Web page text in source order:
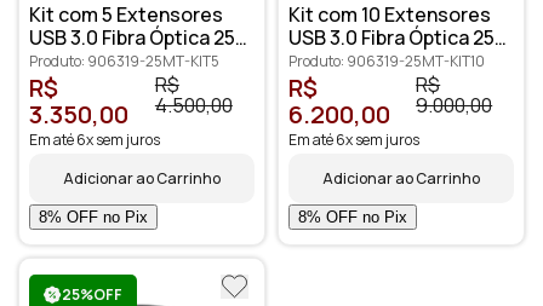
Kit com 5 Extensores
USB 3.0 Fibra Óptica 25
metros
Produto: 906319-25MT-KIT5
R$
3.350,00
R$
4.500,00
Em até 6x sem juros
Adicionar ao Carrinho
Kit com 10 Extensores
USB 3.0 Fibra Óptica 25
metros
Produto: 906319-25MT-KIT10
R$
6.200,00
R$
9.000,00
Em até 6x sem juros
Adicionar ao Carrinho
25%OFF